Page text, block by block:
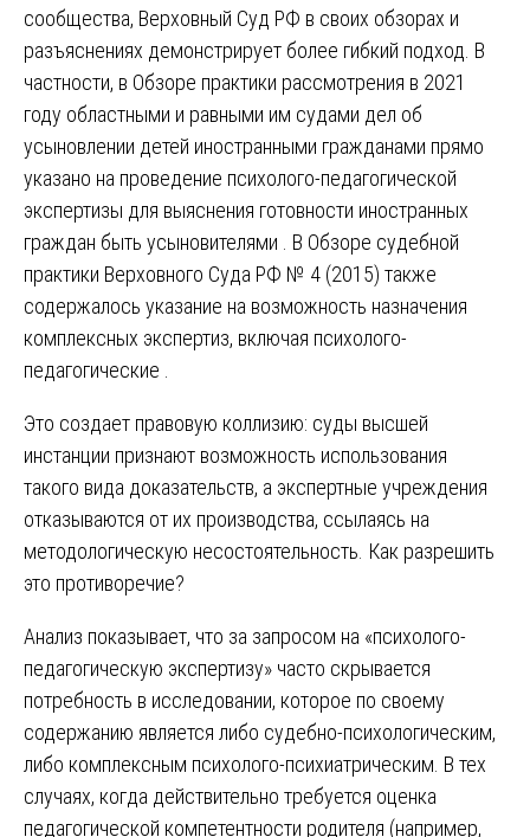
сообщества, Верховный Суд РФ в своих обзорах и
разъяснениях демонстрирует более гибкий подход. В
частности, в Обзоре практики рассмотрения в 2021
году областными и равными им судами дел об
усыновлении детей иностранными гражданами прямо
указано на проведение психолого-педагогической
экспертизы для выяснения готовности иностранных
граждан быть усыновителями . В Обзоре судебной
практики Верховного Суда РФ № 4 (2015) также
содержалось указание на возможность назначения
комплексных экспертиз, включая психолого-
педагогические .
Это создает правовую коллизию: суды высшей
инстанции признают возможность использования
такого вида доказательств, а экспертные учреждения
отказываются от их производства, ссылаясь на
методологическую несостоятельность. Как разрешить
это противоречие?
Анализ показывает, что за запросом на «психолого-
педагогическую экспертизу» часто скрывается
потребность в исследовании, которое по своему
содержанию является либо судебно-психологическим,
либо комплексным психолого-психиатрическим. В тех
случаях, когда действительно требуется оценка
педагогической компетентности родителя (например,